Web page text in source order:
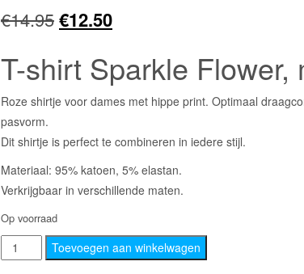
€14.95Oorspronkelijke
was:
€14.95.
€12.50Huidige
is:
€12.50.
T-shirt Sparkle Flower,
Roze shirtje voor dames met hippe print. Optimaal
pasvorm.
Dit shirtje is perfect te combineren in iedere stijl.
Materiaal: 95% katoen, 5% elastan.
Verkrijgbaar in verschillende maten.
Op voorraad
shirt
Toevoegen aan winkelwagen